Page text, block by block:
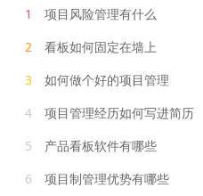
1
项目风险管理有什么
2
看板如何固定在墙上
3
如何做个好的项目管理
4
项目管理经历如何写进简历
5
产品看板软件有哪些
6
项目制管理优势有哪些